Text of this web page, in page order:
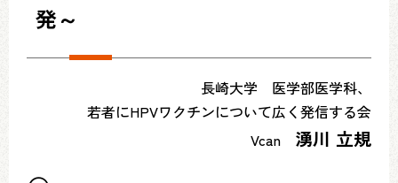
発～
長崎大学 医学部医学科、
若者にHPVワクチンについて広く発信する会
Vcan 湧川 立規